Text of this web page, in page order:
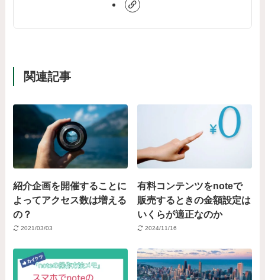
関連記事
紹介企画を開催することに
よってアクセス数は増える
の？
2021/03/03
有料コンテンツをnoteで
販売するときの金額設定は
いくらが適正なのか
2024/11/16